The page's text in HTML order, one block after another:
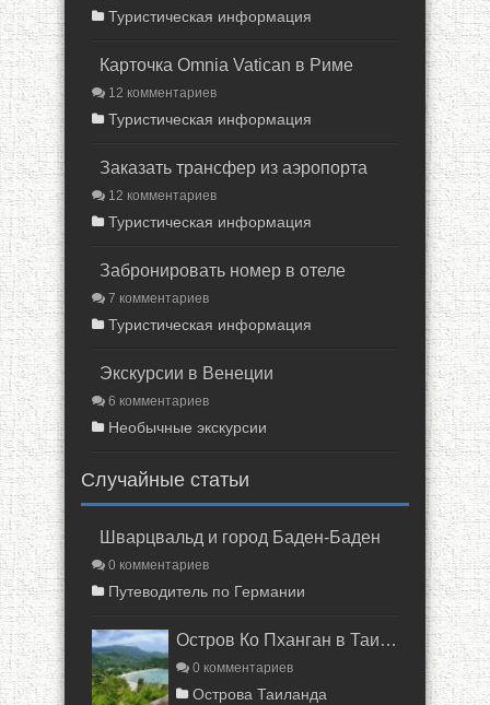
Туристическая информация
Карточка Omnia Vatican в Риме
12 комментариев
Туристическая информация
Заказать трансфер из аэропорта
12 комментариев
Туристическая информация
Забронировать номер в отеле
7 комментариев
Туристическая информация
Экскурсии в Венеции
6 комментариев
Необычные экскурсии
Случайные статьи
Шварцвальд и город Баден-Баден
0 комментариев
Путеводитель по Германии
Остров Ко Пханган в Таиланде
0 комментариев
Острова Таиланда